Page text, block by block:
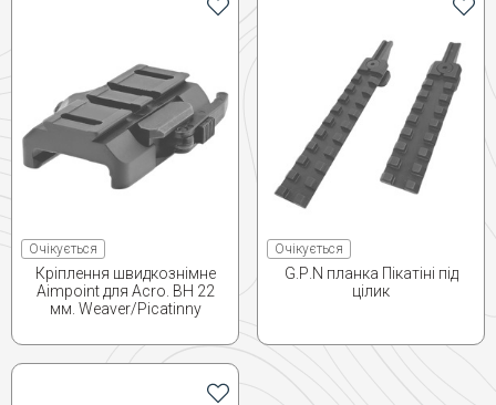
Очікується
Кріплення швидкознімне
Aimpoint для Acro. BH 22
мм. Weaver/Picatinny
Очікується
G.Р.N планка Пікатіні під
цілик